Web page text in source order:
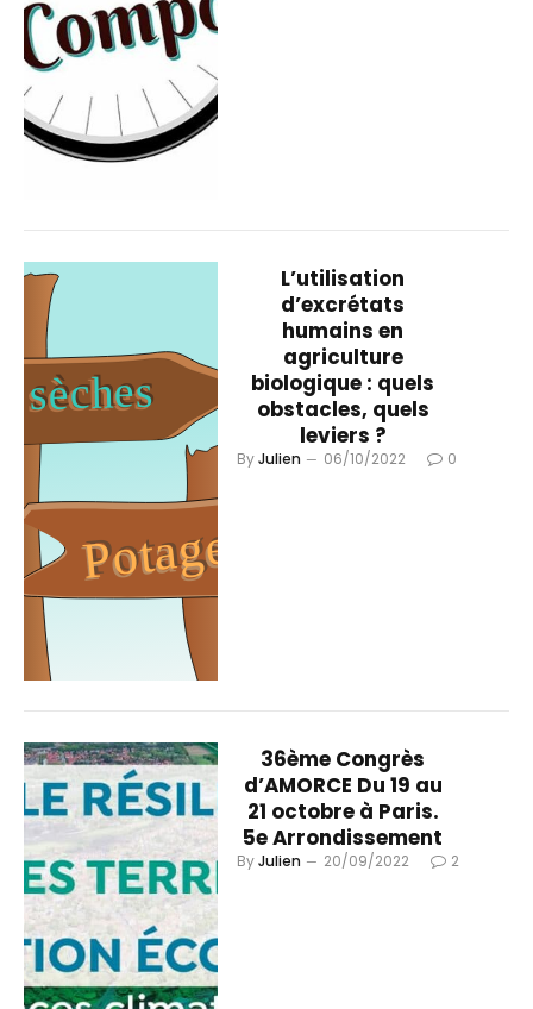
L’utilisation
d’excrétats
humains en
agriculture
biologique : quels
obstacles, quels
leviers ?
ByJulien 06/10/2022 0
36ème Congrès
d’AMORCE Du 19 au
21 octobre à Paris.
5e Arrondissement
ByJulien 20/09/2022 2